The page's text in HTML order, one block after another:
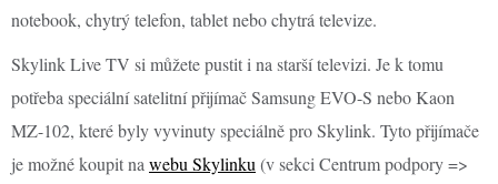
notebook, chytrý telefon, tablet nebo chytrá televize.
Skylink Live TV si můžete pustit i na starší televizi. Je k tomu
potřeba speciální satelitní přijímač Samsung EVO-S nebo Kaon
MZ-102, které byly vyvinuty speciálně pro Skylink. Tyto přijímače
je možné koupit na webu Skylinku (v sekci Centrum podpory =>